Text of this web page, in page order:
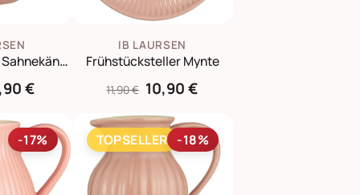
Milchkännchen Sahnekännchen Mynte
€
IB LAURSEN
Frühstücksteller Mynte
11,90 € 10,90 €
-17% TOPSELLER -18%